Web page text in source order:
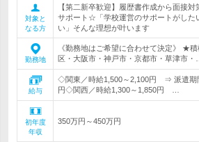
対象と
なる方
【第二新卒歓迎】履歴書作成から面接
サポート☆「学校運営のサポートがした
い」そんな理想が叶います
勤務地
《勤務地はご希望に合わせて決定》 ★
区・大阪市・神戸市・京都市・草津市・…
給与
◇関東／時給1,500～2,100円 ⇒ 派遣期
円◇関西／時給1,300～1,850円 …
初年度
年収
350万円～450万円